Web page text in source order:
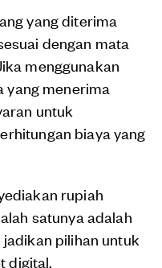
yang diterima
dengan mata
menggunakan
yang menerima
untuk
biaya yang
rupiah
satunya adalah
pilihan untuk
digital.